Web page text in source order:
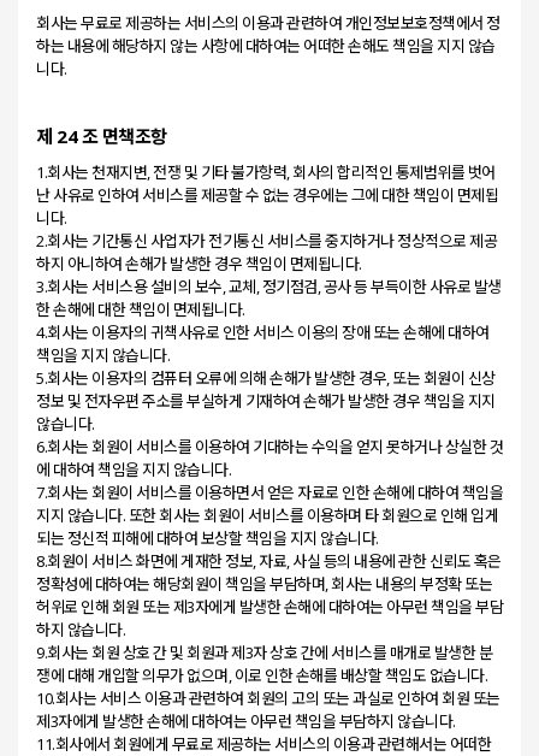
회사는 무료로 제공하는 서비스의 이용과 관련하여 개인정보보호정책에서 정
하는 내용에 해당하지 않는 사항에 대하여는 어떠한 손해도 책임을 지지 않습
제 24 조 면책조항
1.회사는 천재지변, 전쟁 및 기타 불가항력, 회사의 합리적인 통제범위를 벗어
난 사유로 인하여 서비스를 제공할 수 없는 경우에는 그에 대한 책임이 면제됩
니다.
2.회사는 기간통신 사업자가 전기통신 서비스를 중지하거나 정상적으로 제공
하지 아니하여 손해가 발생한 경우 책임이 면제됩니다.
3.회사는 서비스용 설비의 보수, 교체, 정기점검, 공사 등 부득이한 사유로 발생
한 손해에 대한 책임이 면제됩니다.
4.회사는 이용자의 귀책사유로 인한 서비스 이용의 장애 또는 손해에 대하여
책임을 지지 않습니다.
5.회사는 이용자의 컴퓨터 오류에 의해 손해가 발생한 경우, 또는 회원이 신상
정보 및 전자우편 주소를 부실하게 기재하여 손해가 발생한 경우 책임을 지지
않습니다.
6.회사는 회원이 서비스를 이용하여 기대하는 수익을 얻지 못하거나 상실한 것
에 대하여 책임을 지지 않습니다.
7.회사는 회원이 서비스를 이용하면서 얻은 자료로 인한 손해에 대하여 책임을
지지 않습니다. 또한 회사는 회원이 서비스를 이용하며 타 회원으로 인해 입게
되는 정신적 피해에 대하여 보상할 책임을 지지 않습니다.
8.회원이 서비스 화면에 게재한 정보, 자료, 사실 등의 내용에 관한 신뢰도 혹은
정확성에 대하여는 해당회원이 책임을 부담하며, 회사는 내용의 부정확 또는
허위로 인해 회원 또는 제3자에게 발생한 손해에 대하여는 아무런 책임을 부담
하지 않습니다.
9.회사는 회원 상호 간 및 회원과 제3자 상호 간에 서비스를 매개로 발생한 분
쟁에 대해 개입할 의무가 없으며, 이로 인한 손해를 배상할 책임도 없습니다.
10.회사는 서비스 이용과 관련하여 회원의 고의 또는 과실로 인하여 회원 또는
제3자에게 발생한 손해에 대하여는 아무런 책임을 부담하지 않습니다.
11.회사에서 회원에게 무료로 제공하는 서비스의 이용과 관련해서는 어떠한